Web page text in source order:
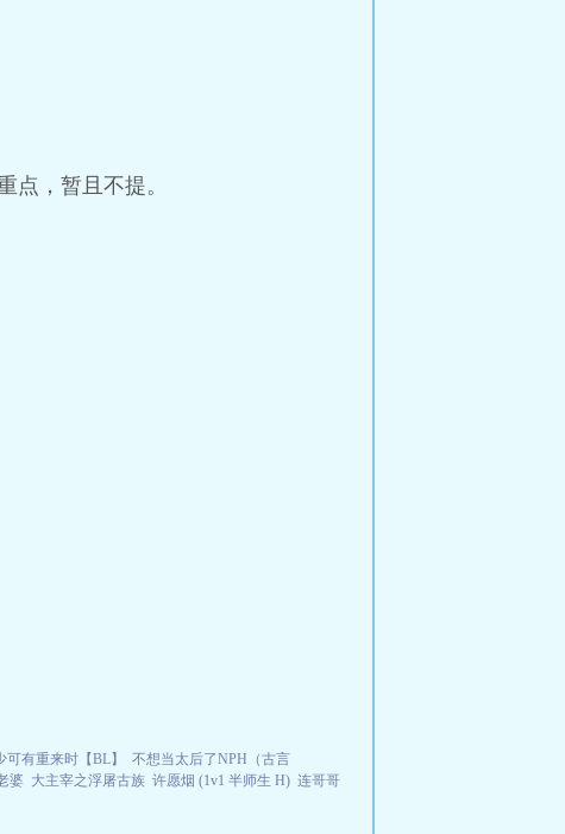
点，暂且不提。
可有重来时【BL】
不想当太后了NPH（古言
婆 大主宰之浮屠古族 许愿烟 (1v1 半师生 H) 连哥哥